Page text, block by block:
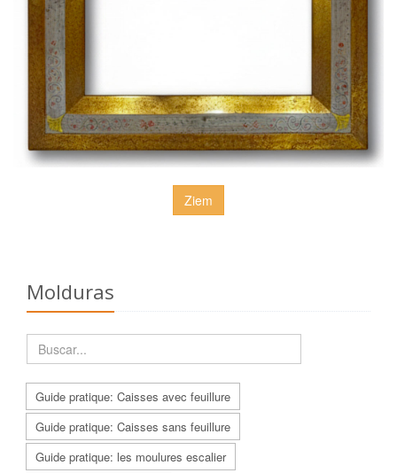
Ziem
Molduras
Guide pratique: Caisses avec feuillure
Guide pratique: Caisses sans feuillure
Guide pratique: les moulures escalier